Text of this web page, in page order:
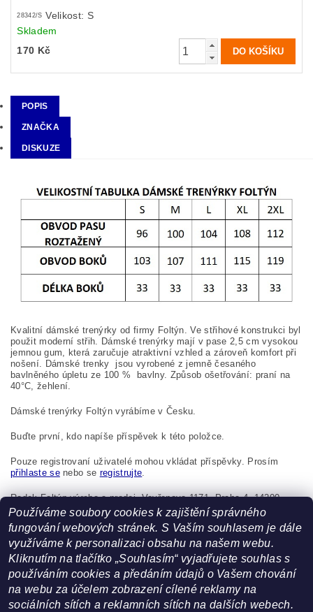
28342/S Velikost: S
Skladem
170 Kč
POPIS
ZNAČKA
DISKUZE
Kvalitní dámské trenýrky od firmy Foltýn. Ve střihové konstrukci byl
použit moderní střih. Dámské trenýrky mají v pase 2,5 cm vysokou
jemnou gum, která zaručuje atraktivní vzhled a zároveň komfort při
nošení. Dámské trenky jsou vyrobené z jemně česaného
bavlněného úpletu ze 100 %
bavlny. Způsob ošetřování: praní na
40°C, žehlení.
Dámské trenýrky Foltýn vyrábíme v Česku.
Buďte první, kdo napíše příspěvek k této položce.
Pouze registrovaní uživatelé mohou vkládat příspěvky. Prosím
přihlaste senebo se registrujte.
Radek Foltýn výroba a prodej, Vavřenova 1171, Praha 4, 14200,
Česká republika, foltynradek@seznam.cz
Používáme soubory cookies k zajištění správného
fungování webových stránek. S Vaším souhlasem je dále
využíváme k personalizaci obsahu na našem webu.
Kliknutím na tlačítko „Souhlasím“ vyjadřujete souhlas s
používáním cookies a předáním údajů o Vašem chování
na webu za účelem zobrazení cílené reklamy na
sociálních sítích a reklamních sítích na dalších webech.